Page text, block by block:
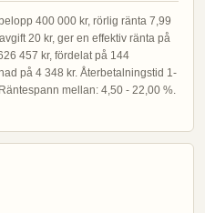
400 000 kr, rörlig ränta 7,99
20 kr, ger en effektiv ränta på
457 kr, fördelat på 144
på 4 348 kr. Återbetalningstid 1-
mellan: 4,50 - 22,00 %.